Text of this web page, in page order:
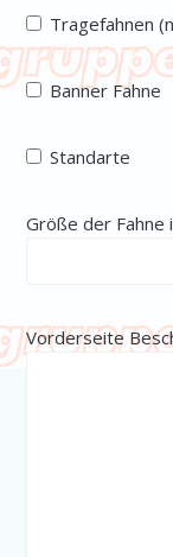
Tragefahnen
Banner Fahne
Standarte
Größe der Fahne
Vorderseite